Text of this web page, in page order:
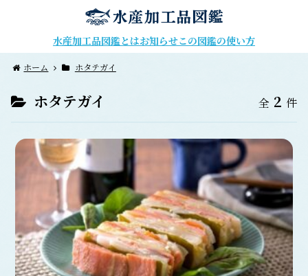
水産加工品図鑑とはお知らせこの図鑑の使い方
ホーム ホタテガイ
ホタテガイ 全 2 件